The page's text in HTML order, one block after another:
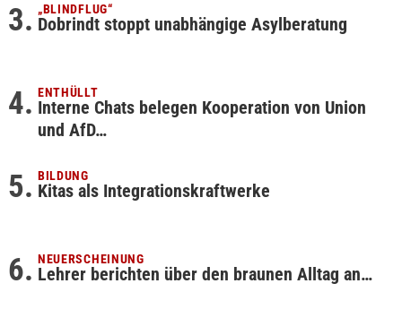
„BLINDFLUG“
Dobrindt stoppt unabhängige Asylberatung
ENTHÜLLT
Interne Chats belegen Kooperation von Union
und AfD…
BILDUNG
Kitas als Integrationskraftwerke
NEUERSCHEINUNG
Lehrer berichten über den braunen Alltag an…